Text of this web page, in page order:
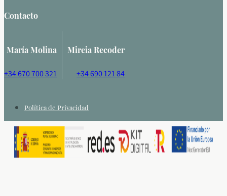
Contacto
María Molina
+34 670 700 321
Mireia Recoder
+34 690 121 84
Política de Privacidad